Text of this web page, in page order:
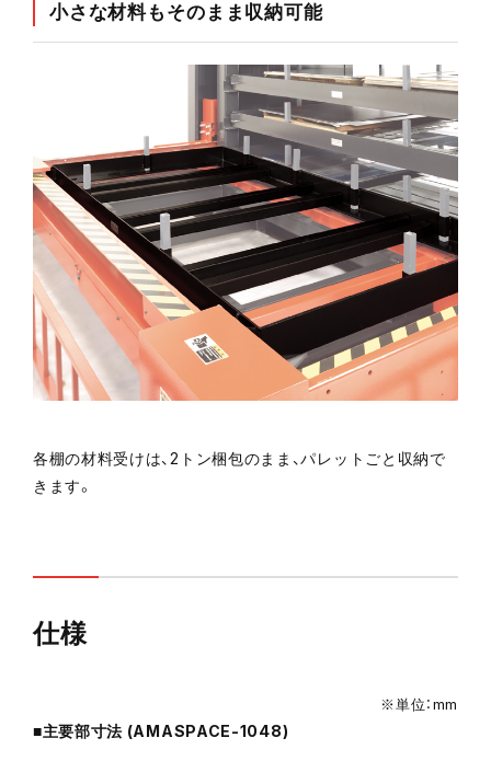
小さな材料もそのまま収納可能
各棚の材料受けは、2トン梱包のまま、パレットごと収納で
きます。
仕様
※単位：mm
■主要部寸法 (AMASPACE-1048)